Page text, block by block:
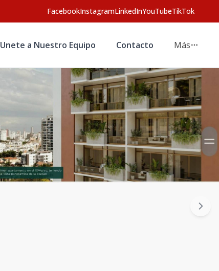
FacebookInstagramLinkedInYouTubeTikTok
Unete a Nuestro Equipo Contacto Más